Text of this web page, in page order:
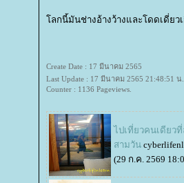
ลกนี้มันช่างอ้างว้างและโดดเดี่ยวเ
Create Date : 17 มีนาคม 2565
Last Update : 17 มีนาคม 2565 21:48:51 น.
Counter : 1136 Pageviews.
ไปเที่ยวคนเดียว
สามวัน
(29 ก.ค. 2569